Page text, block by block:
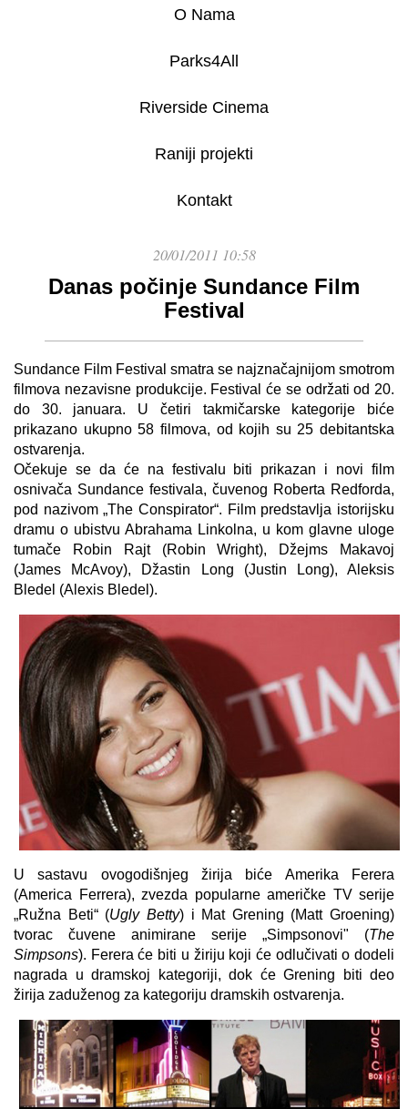
O Nama
Parks4All
Riverside Cinema
Raniji projekti
Kontakt
20/01/2011 10:58
Danas počinje Sundance Film
Festival
Sundance Film Festival smatra se najznačajnijom smotrom
filmova nezavisne produkcije. Festival će se održati od 20.
do 30. januara. U četiri takmičarske kategorije biće
prikazano ukupno 58 filmova, od kojih su 25 debitantska
ostvarenja.
Očekuje se da će na festivalu biti prikazan i novi film
osnivača Sundance festivala, čuvenog Roberta Redforda,
pod nazivom „The Conspirator“. Film predstavlja istorijsku
dramu o ubistvu Abrahama Linkolna, u kom glavne uloge
tumače Robin Rajt (Robin Wright), Džejms Makavoj
(James McAvoy), Džastin Long (Justin Long), Aleksis
Bledel (Alexis Bledel).
U sastavu ovogodišnjeg žirija biće Amerika Ferera
(America Ferrera), zvezda popularne američke TV serije
„Ružna Beti“ (Ugly Betty) i Mat Grening (Matt Groening)
tvorac čuvene animirane serije „Simpsonovi" (The
Simpsons). Ferera će biti u žiriju koji će odlučivati o dodeli
nagrada u dramskoj kategoriji, dok će Grening biti deo
žirija zaduženog za kategoriju dramskih ostvarenja.